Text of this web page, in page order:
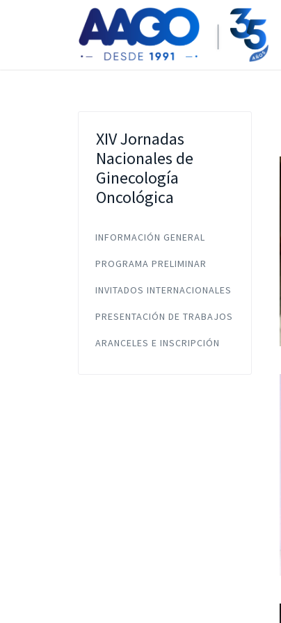
XIV Jornadas
Nacionales de
Ginecología
Oncológica
INFORMACIÓN GENERAL
PROGRAMA PRELIMINAR
INVITADOS INTERNACIONALES
PRESENTACIÓN DE TRABAJOS
ARANCELES E INSCRIPCIÓN